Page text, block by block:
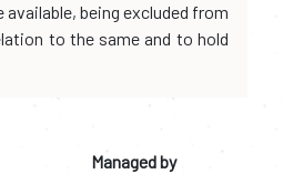
being excluded from
to the same and to hold
Managed by